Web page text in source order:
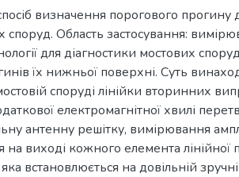
визначення порогового
споруд. Область застосування:
для діагностики мостових
їх нижньої поверхні. Суть
споруді лінійки вторинних
електромагнітної хвилі
антенну решітку, вимірювання
на виході кожного елемента лінійної
встановлюється на довільній